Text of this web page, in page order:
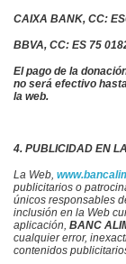
CAIXA BANK, CC:
BBVA, CC: ES 75
El pago de la
no será efectivo
la web.
4. PUBLICIDAD EN
La Web,
publicitarios o
únicos responsables
inclusión en la Web
aplicación, BANC
cualquier error,
contenidos